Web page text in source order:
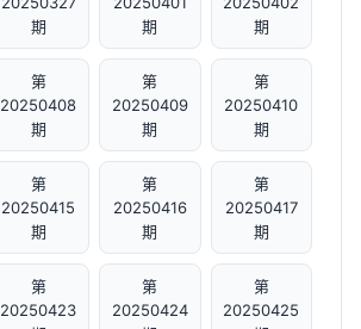
期
期
期
第
20250408
期
第
20250409
期
第
20250410
期
第
20250415
期
第
20250416
期
第
20250417
期
第
20250423
第
20250424
第
20250425